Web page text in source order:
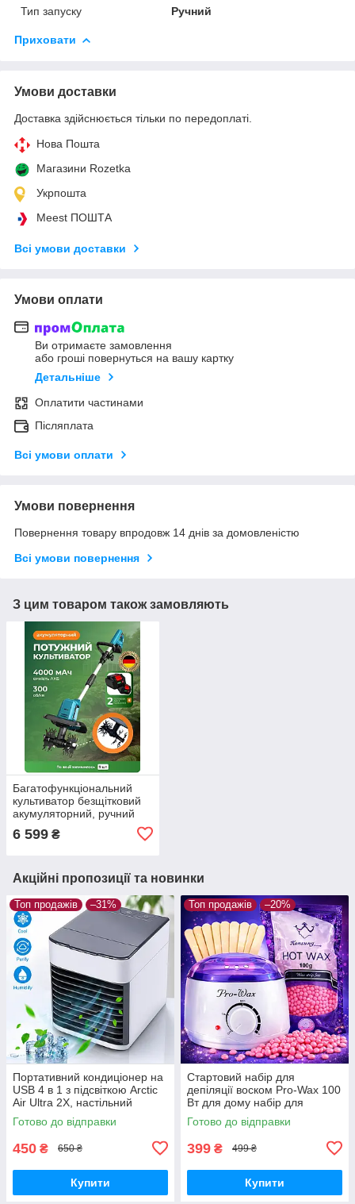
Тип запуску Ручний
Приховати
Умови доставки
Доставка здійснюється тільки по передоплаті.
Нова Пошта
Магазини Rozetka
Укрпошта
Meest ПОШТА
Всі умови доставки
Умови оплати
Ви отримаєте замовлення
або гроші повернуться на вашу картку
Детальніше
Оплатити частинами
Післяплата
Всі умови оплати
Умови повернення
Повернення товару впродовж 14 днів за домовленістю
Всі умови повернення
З цим товаром також замовляють
Багатофункціональний
культиватор безщітковий
акумуляторний, ручний
6 599 ₴
Акційні пропозиції та новинки
Топ продажів –31%
Портативний кондиціонер на
USB 4 в 1 з підсвіткою Arctic
Air Ultra 2X, настільний
мінікондиціонер
Готово до відправки
450 ₴ 650 ₴
Купити
Топ продажів –20%
Стартовий набір для
депіляції воском Pro-Wax 100
Вт для дому набір для
видалення волосся з воском
100 г і шпателями
Готово до відправки
399 ₴ 499 ₴
Купити